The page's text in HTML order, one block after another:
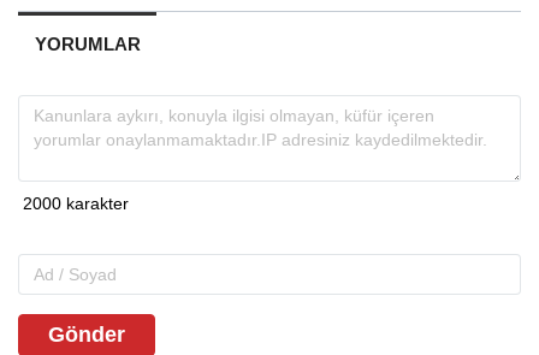
YORUMLAR
Gönder